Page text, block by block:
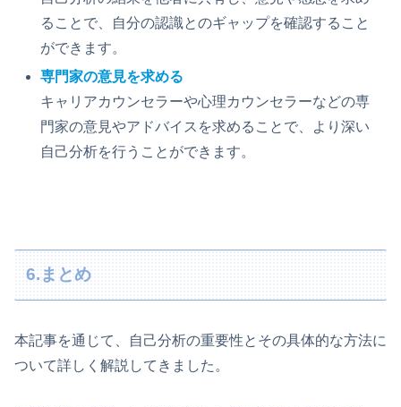
ることで、自分の認識とのギャップを確認すること
ができます。
専門家の意見を求める
キャリアカウンセラーや心理カウンセラーなどの専
門家の意見やアドバイスを求めることで、より深い
自己分析を行うことができます。
6.まとめ
本記事を通じて、自己分析の重要性とその具体的な方法に
ついて詳しく解説してきました。